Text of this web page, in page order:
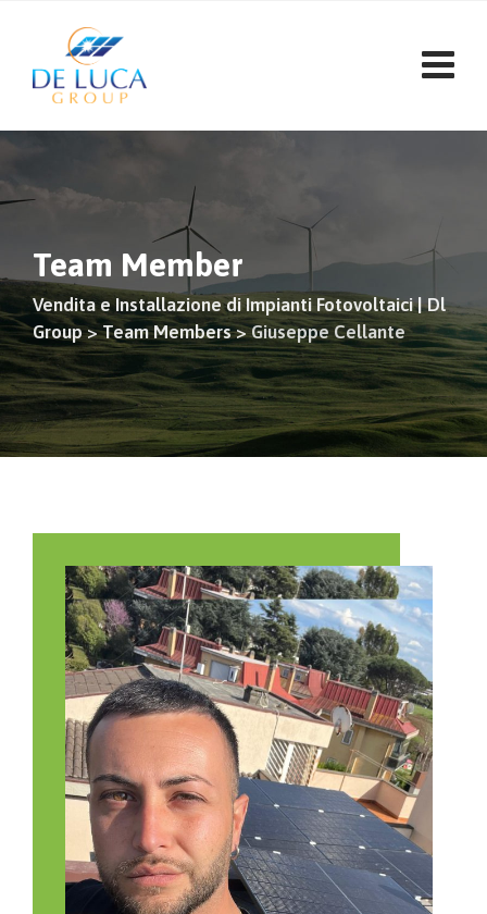
contenuto
Team Member
Vendita e Installazione di Impianti Fotovoltaici | Dl
Group>Team Members>Giuseppe Cellante